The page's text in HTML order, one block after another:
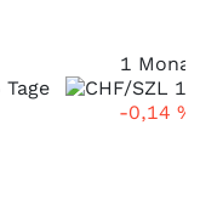
1 Monat
-0,14 %